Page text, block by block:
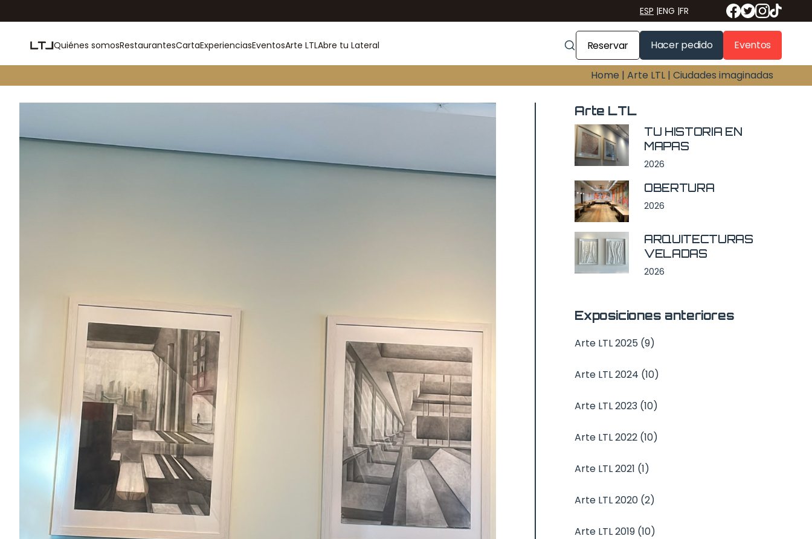
ESP |ENG |FR
Quiénes somosRestaurantesCartaExperienciasEventosArte LTLAbre tu Lateral Reservar Hacer pedido Eventos
Home | Arte LTL | Ciudades imaginadas
Arte LTL
TU HISTORIA EN
MAPAS
2026
OBERTURA
2026
ARQUITECTURAS
VELADAS
2026
Exposiciones anteriores
Arte LTL 2025 (9)
Arte LTL 2024 (10)
Arte LTL 2023 (10)
Arte LTL 2022 (10)
Arte LTL 2021 (1)
Arte LTL 2020 (2)
Arte LTL 2019 (10)